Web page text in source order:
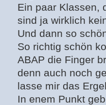
Ein paar Klassen,
sind ja wirklich
Und dann so
So richtig schön
ABAP die Finger
denn auch noch
lasse mir das
In enem Punkt